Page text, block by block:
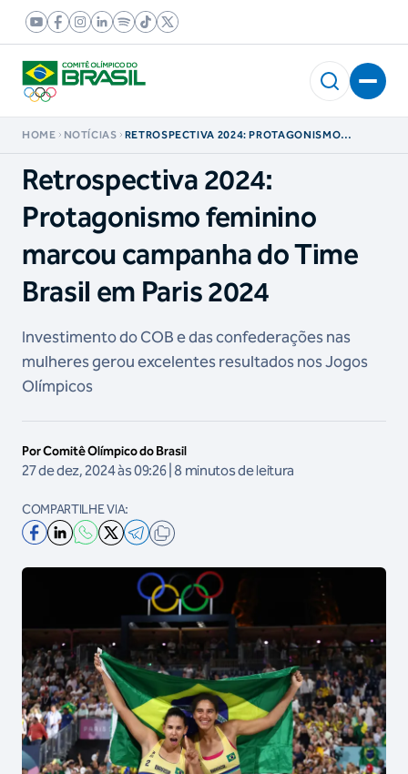
HOME NOTÍCIAS
RETROSPECTIVA 2024: PROTAGONISMO
Retrospectiva 2024:
Protagonismo feminino
marcou campanha do Time
Brasil em Paris 2024
Investimento do COB e das confederações nas
mulheres gerou excelentes resultados nos Jogos
Olímpicos
Por Comitê Olímpico do Brasil
27 de dez, 2024 às 09:26 | 8 minutos de leitura
COMPARTILHE VIA: